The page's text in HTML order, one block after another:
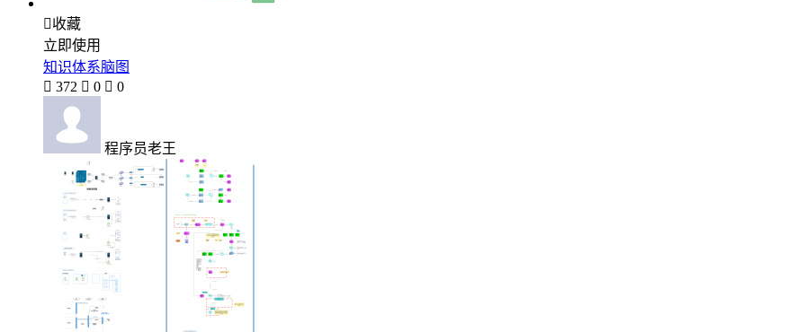
收藏
立即使用
知识体系脑图
 372  0  0
程序员老王